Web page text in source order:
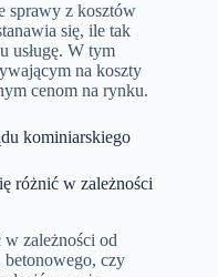
sprawy z kosztów
się, ile tak
usługę. W tym
na koszty
cenom na rynku.
kominiarskiego
różnić w zależności
zależności od
betonowego, czy